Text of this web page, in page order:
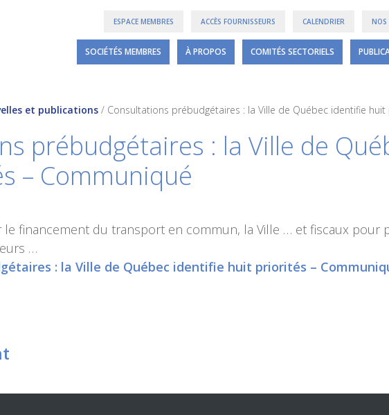
ESPACE MEMBRES ACCÈS FOURNISSEURS CALENDRIER NOS
SOCIÉTÉS MEMBRES À PROPOS COMITÉS SECTORIELS
et publications / Consultations prébudgétaires : la Ville de Québec identifie
prébudgétaires : la Ville de
– Communiqué
le financement du transport en commun, la Ville … et fiscaux pour
…
: la Ville de Québec identifie huit priorités –